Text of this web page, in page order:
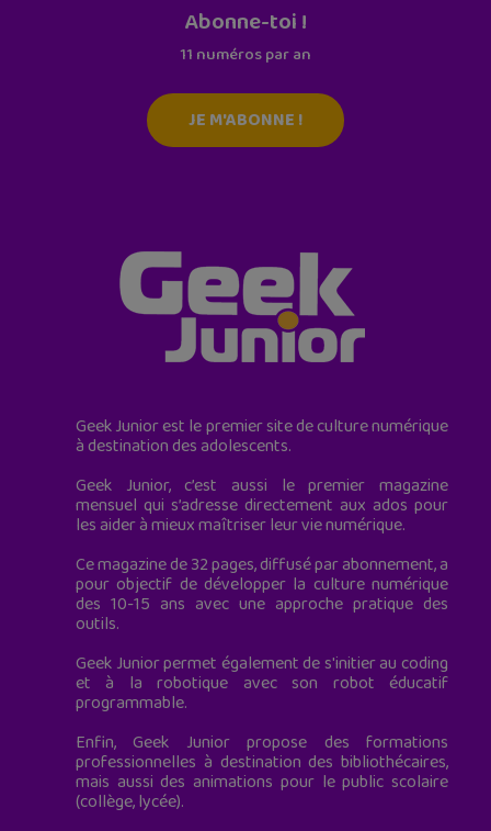
Abonne-toi !
11 numéros par an
JE M'ABONNE !
Geek Junior est le premier site de culture numérique
à destination des adolescents.
Geek Junior, c’est aussi le premier magazine
mensuel qui s’adresse directement aux ados pour
les aider à mieux maîtriser leur vie numérique.
Ce magazine de 32 pages, diffusé par abonnement, a
pour objectif de développer la culture numérique
des 10-15 ans avec une approche pratique des
outils.
Geek Junior permet également de s'initier au coding
et à la robotique avec son robot éducatif
programmable.
Enfin, Geek Junior propose des formations
professionnelles à destination des bibliothécaires,
mais aussi des animations pour le public scolaire
(collège, lycée).